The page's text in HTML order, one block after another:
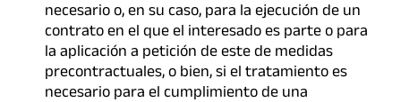
necesario o, en su caso, para la ejecución de un
contrato en el que el interesado es parte o para
la aplicación a petición de este de medidas
precontractuales, o bien, si el tratamiento es
necesario para el cumplimiento de una